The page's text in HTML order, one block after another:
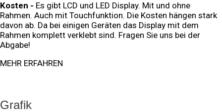
Kosten - Es gibt LCD und LED Display. Mit und ohne
Rahmen. Auch mit Touchfunktion. Die Kosten hängen stark
davon ab. Da bei einigen Geräten das Display mit dem
Rahmen komplett verklebt sind. Fragen Sie uns bei der
Abgabe!
MEHR ERFAHREN
Grafik